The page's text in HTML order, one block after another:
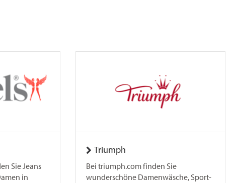
Sie Jeans
in
Triumph
Bei triumph.com finden Sie
wunderschöne Damenwäsche, Sport-